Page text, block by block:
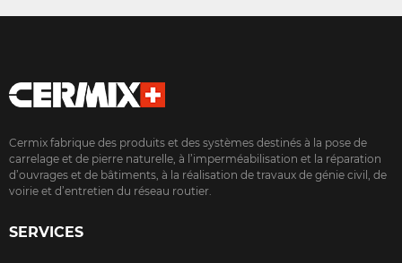
Cermix fabrique des produits et des systèmes destinés à la pose de
carrelage et de pierre naturelle, à l’imperméabilisation et la réparation
d’ouvrages et de bâtiments, à la réalisation de travaux de génie civil, de
voirie et d’entretien du réseau routier.
SERVICES